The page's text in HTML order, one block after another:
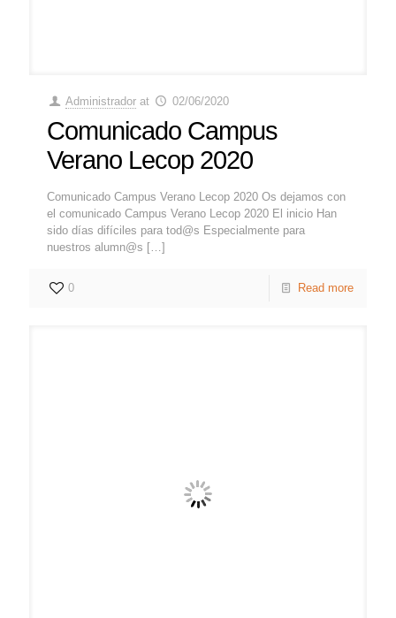
Administrador at 02/06/2020
Comunicado Campus
Verano Lecop 2020
Comunicado Campus Verano Lecop 2020 Os dejamos con
el comunicado Campus Verano Lecop 2020 El inicio Han
sido días difíciles para tod@s Especialmente para
nuestros alumn@s […]
0 Read more